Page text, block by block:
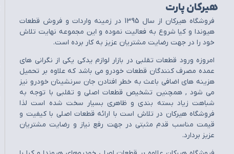
هیرکان پارت
فروشگاه هيرکان از سال 1395 در زمينه واردات و فروش قطعات
هيوندا و کيا شروع به فعاليت نموده و اين مجموعه نهايت تلاش
خود را در جهت رضايت مشتريان عزيز به کار برده است.
امروزه ورود قطعات تقلبي در بازار لوازم يدکي يکي از نگراني هاي
عمده مصرف کنندگان قطعات خودرو مي باشد که علاوه بر تحميل
هزينه هاي اضافي باعث به خطر افتادن جان سرنشينان خودرو نيز
مي شود , همچنين تشخيص قطعات اصلي و تقلبي با توجه به
شباهت زياد بسته بندي و ظاهري بسيار سخت شده است لذا
فروشگاه هيرکان در تلاش است با ارائه قطعات اصلي با کيفيت و
قيمت مناسب قدم مثبتي در جهت رفع نياز و رضايت مشتريان
عزيز بردارد.